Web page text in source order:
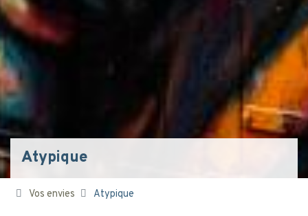
Atypique
Vos envies Atypique